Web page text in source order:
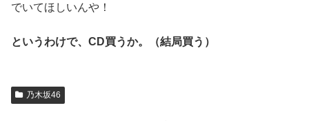
でいてほしいんや！
というわけで、CD買うか。（結局買う）
乃木坂46